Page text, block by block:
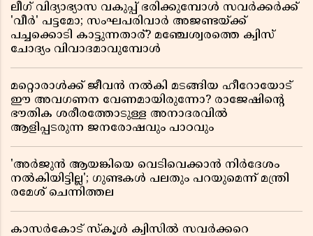
ലീഗ് വിദ്യാഭ്യാസ വകുപ്പ് ഭരിക്കുമ്പോൾ സവർക്കർക്ക്
'വീർ' പട്ടമോ; സംഘപരിവാർ അജണ്ടയ്ക്ക്
പച്ചക്കൊടി കാട്ടുന്നതാര്? മഞ്ചേശ്വരത്തെ ക്വിസ്
ചോദ്യം വിവാദമാവുമ്പോൾ
മറ്റൊരാൾക്ക് ജീവൻ നൽകി മടങ്ങിയ ഹീറോയോട്
ഈ അവഗണന വേണമായിരുന്നോ? രാജേഷിൻ്റെ
ഭൗതിക ശരീരത്തോടുള്ള അനാദരവിൽ
ആളിപ്പടരുന്ന ജനരോഷവും പാഠവും
'അർജുൻ ആയങ്കിയെ വെടിവെക്കാൻ നിർദേശം
നൽകിയിട്ടില്ല'; ഗുണ്ടകൾ പലതും പറയുമെന്ന് മന്ത്രി
രമേശ് ചെന്നിത്തല
കാസർകോട് സ്കൂൾ ക്വിസിൽ സവർക്കറെ